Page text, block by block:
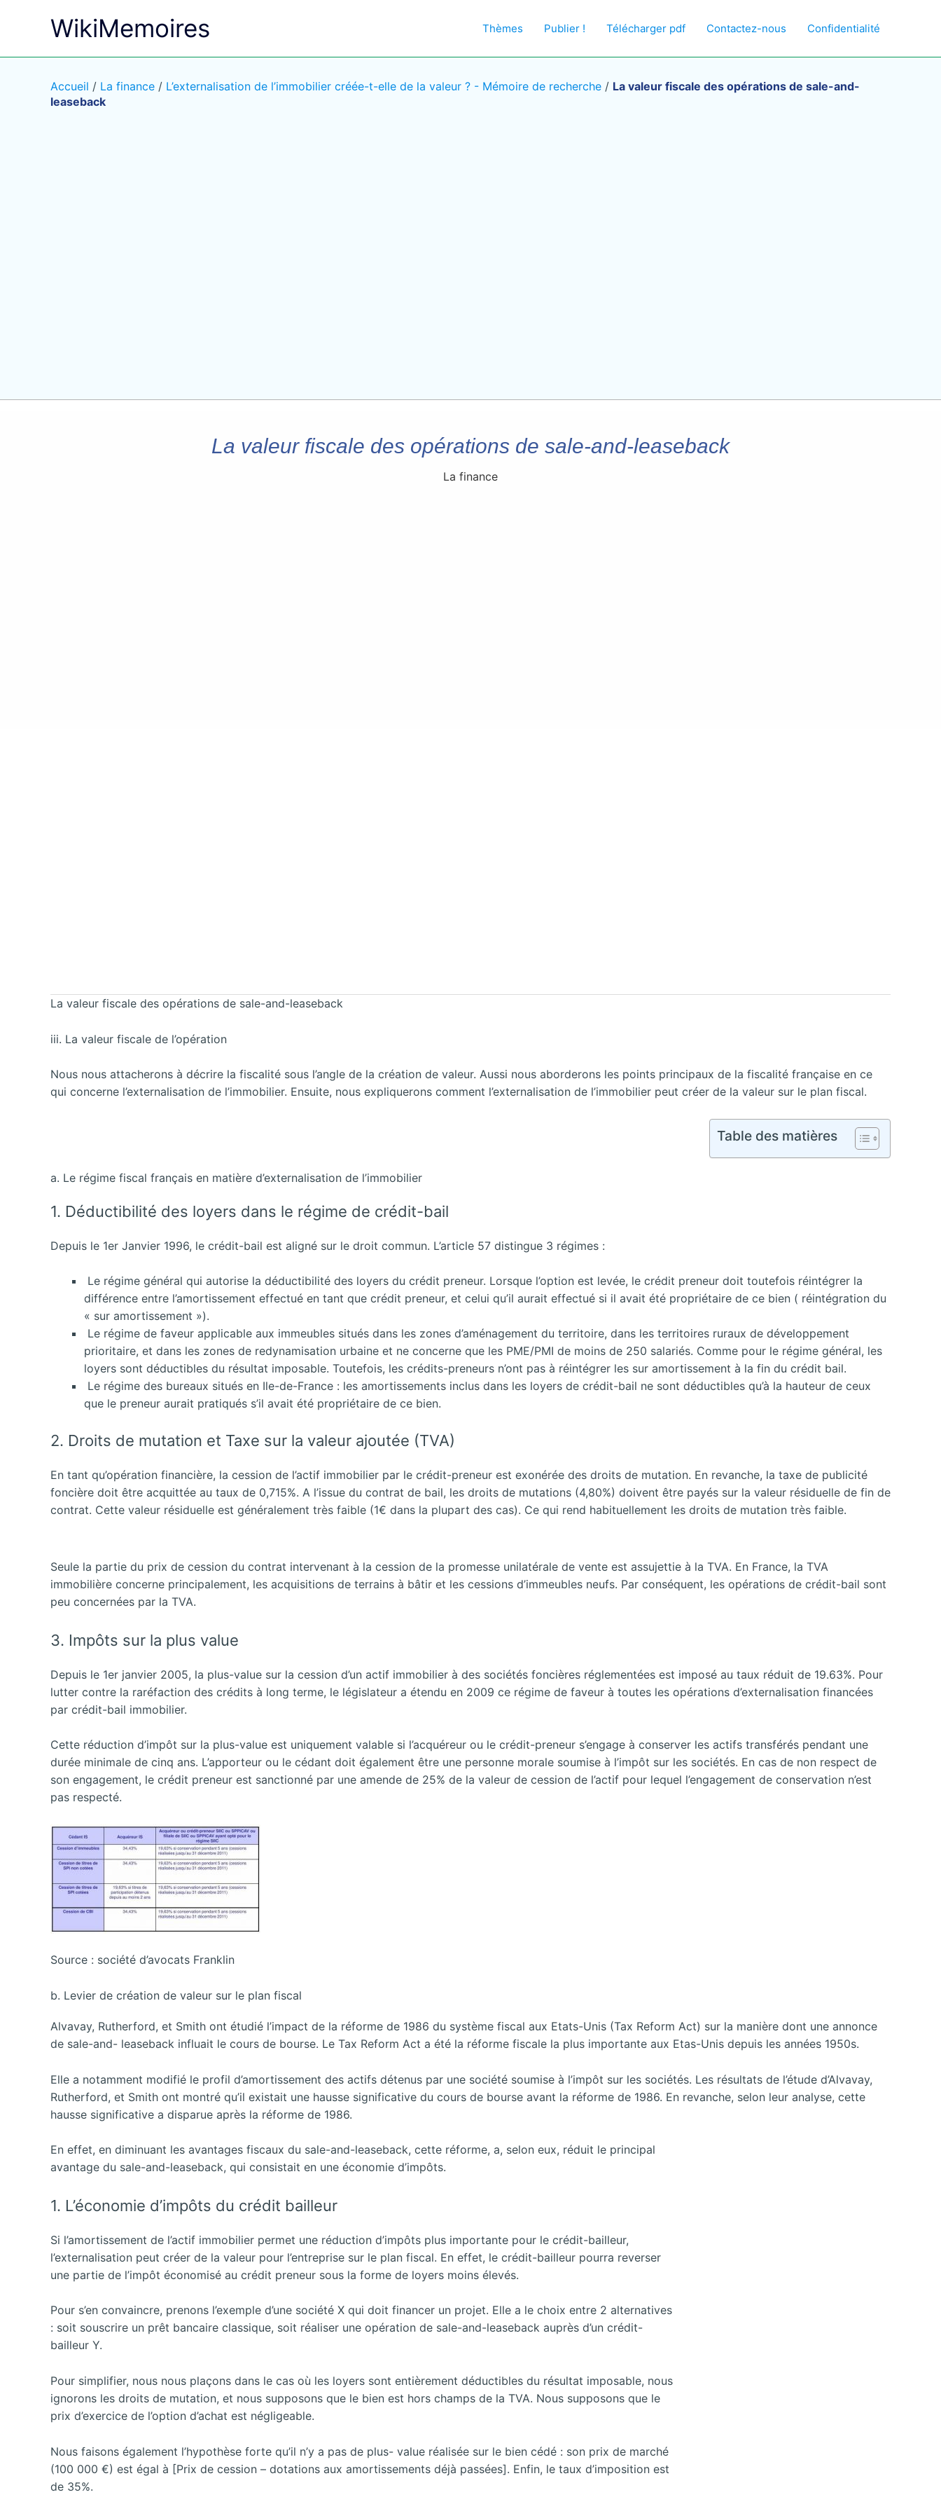
WikiMemoires Thèmes Publier ! Télécharger pdf Contactez-nous Confidentialité
Accueil / La finance / L’externalisation de l’immobilier créée-t-elle de la valeur ? - Mémoire de recherche / La valeur fiscale des opérations de sale-and-
leaseback
La valeur fiscale des opérations de sale-and-leaseback
La finance
La valeur fiscale des opérations de sale-and-leaseback
iii. La valeur fiscale de l’opération
Nous nous attacherons à décrire la fiscalité sous l’angle de la création de valeur. Aussi nous aborderons les points principaux de la fiscalité française en ce
qui concerne l’externalisation de l’immobilier. Ensuite, nous expliquerons comment l’externalisation de l’immobilier peut créer de la valeur sur le plan fiscal.
Table des matières
a. Le régime fiscal français en matière d’externalisation de l’immobilier
1. Déductibilité des loyers dans le régime de crédit-bail
Depuis le 1er Janvier 1996, le crédit-bail est aligné sur le droit commun. L’article 57 distingue 3 régimes :
Le régime général qui autorise la déductibilité des loyers du crédit preneur. Lorsque l’option est levée, le crédit preneur doit toutefois réintégrer la
différence entre l’amortissement effectué en tant que crédit preneur, et celui qu’il aurait effectué si il avait été propriétaire de ce bien ( réintégration du
« sur amortissement »).
Le régime de faveur applicable aux immeubles situés dans les zones d’aménagement du territoire, dans les territoires ruraux de développement
prioritaire, et dans les zones de redynamisation urbaine et ne concerne que les PME/PMI de moins de 250 salariés. Comme pour le régime général, les
loyers sont déductibles du résultat imposable. Toutefois, les crédits-preneurs n’ont pas à réintégrer les sur amortissement à la fin du crédit bail.
Le régime des bureaux situés en Ile-de-France : les amortissements inclus dans les loyers de crédit-bail ne sont déductibles qu’à la hauteur de ceux
que le preneur aurait pratiqués s’il avait été propriétaire de ce bien.
2. Droits de mutation et Taxe sur la valeur ajoutée (TVA)
En tant qu’opération financière, la cession de l’actif immobilier par le crédit-preneur est exonérée des droits de mutation. En revanche, la taxe de publicité
foncière doit être acquittée au taux de 0,715%. A l’issue du contrat de bail, les droits de mutations (4,80%) doivent être payés sur la valeur résiduelle de fin de
contrat. Cette valeur résiduelle est généralement très faible (1€ dans la plupart des cas). Ce qui rend habituellement les droits de mutation très faible.
Seule la partie du prix de cession du contrat intervenant à la cession de la promesse unilatérale de vente est assujettie à la TVA. En France, la TVA
immobilière concerne principalement, les acquisitions de terrains à bâtir et les cessions d’immeubles neufs. Par conséquent, les opérations de crédit-bail sont
peu concernées par la TVA.
3. Impôts sur la plus value
Depuis le 1er janvier 2005, la plus-value sur la cession d’un actif immobilier à des sociétés foncières réglementées est imposé au taux réduit de 19.63%. Pour
lutter contre la raréfaction des crédits à long terme, le législateur a étendu en 2009 ce régime de faveur à toutes les opérations d’externalisation financées
par crédit-bail immobilier.
Cette réduction d’impôt sur la plus-value est uniquement valable si l’acquéreur ou le crédit-preneur s’engage à conserver les actifs transférés pendant une
durée minimale de cinq ans. L’apporteur ou le cédant doit également être une personne morale soumise à l’impôt sur les sociétés. En cas de non respect de
son engagement, le crédit preneur est sanctionné par une amende de 25% de la valeur de cession de l’actif pour lequel l’engagement de conservation n’est
pas respecté.
Source : société d’avocats Franklin
b. Levier de création de valeur sur le plan fiscal
Alvavay, Rutherford, et Smith ont étudié l’impact de la réforme de 1986 du système fiscal aux Etats-Unis (Tax Reform Act) sur la manière dont une annonce
de sale-and- leaseback influait le cours de bourse. Le Tax Reform Act a été la réforme fiscale la plus importante aux Etas-Unis depuis les années 1950s.
Elle a notamment modifié le profil d’amortissement des actifs détenus par une société soumise à l’impôt sur les sociétés. Les résultats de l’étude d’Alvavay,
Rutherford, et Smith ont montré qu’il existait une hausse significative du cours de bourse avant la réforme de 1986. En revanche, selon leur analyse, cette
hausse significative a disparue après la réforme de 1986.
En effet, en diminuant les avantages fiscaux du sale-and-leaseback, cette réforme, a, selon eux, réduit le principal
avantage du sale-and-leaseback, qui consistait en une économie d’impôts.
1. L’économie d’impôts du crédit bailleur
Si l’amortissement de l’actif immobilier permet une réduction d’impôts plus importante pour le crédit-bailleur,
l’externalisation peut créer de la valeur pour l’entreprise sur le plan fiscal. En effet, le crédit-bailleur pourra reverser
une partie de l’impôt économisé au crédit preneur sous la forme de loyers moins élevés.
Pour s’en convaincre, prenons l’exemple d’une société X qui doit financer un projet. Elle a le choix entre 2 alternatives
: soit souscrire un prêt bancaire classique, soit réaliser une opération de sale-and-leaseback auprès d’un crédit-
bailleur Y.
Pour simplifier, nous nous plaçons dans le cas où les loyers sont entièrement déductibles du résultat imposable, nous
ignorons les droits de mutation, et nous supposons que le bien est hors champs de la TVA. Nous supposons que le
prix d’exercice de l’option d’achat est négligeable.
Nous faisons également l’hypothèse forte qu’il n’y a pas de plus- value réalisée sur le bien cédé : son prix de marché
(100 000 €) est égal à [Prix de cession – dotations aux amortissements déjà passées]. Enfin, le taux d’imposition est
de 35%.